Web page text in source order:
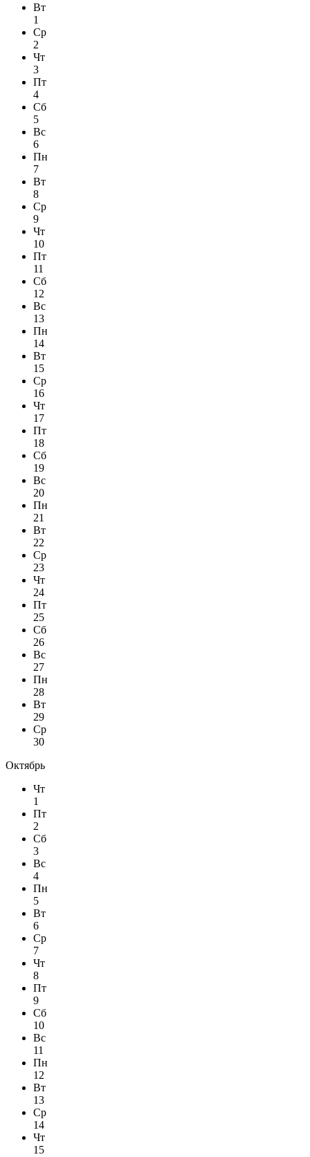
Вт
1
Ср
2
Чт
3
Пт
4
Сб
5
Вс
6
Пн
7
Вт
8
Ср
9
Чт
10
Пт
11
Сб
12
Вс
13
Пн
14
Вт
15
Ср
16
Чт
17
Пт
18
Сб
19
Вс
20
Пн
21
Вт
22
Ср
23
Чт
24
Пт
25
Сб
26
Вс
27
Пн
28
Вт
29
Ср
30
Октябрь
Чт
1
Пт
2
Сб
3
Вс
4
Пн
5
Вт
6
Ср
7
Чт
8
Пт
9
Сб
10
Вс
11
Пн
12
Вт
13
Ср
14
Чт
15